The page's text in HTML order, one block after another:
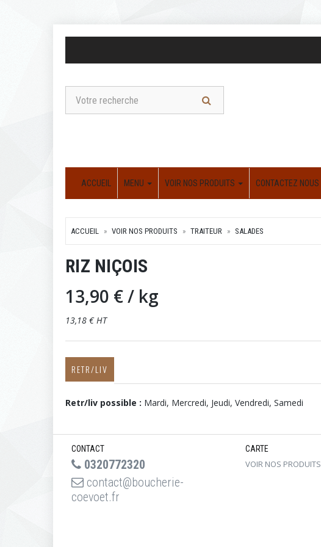
ACCUEIL MENU VOIR NOS PRODUITS CONTACTEZ NOUS
ACCUEIL VOIR NOS PRODUITS TRAITEUR SALADES
RIZ NIÇOIS
13,90 €/ kg
13,18 € HT
RETR/LIV
Retr/liv possible : Mardi, Mercredi, Jeudi, Vendredi, Samedi
CONTACT
0320772320
contact@boucherie-
coevoet.fr
CARTE
VOIR NOS PRODUITS